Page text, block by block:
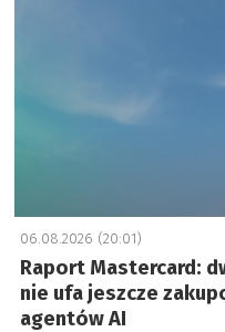
06.08.2026 (20:01)
Raport Mastercard:
nie ufa jeszcze
agentów AI